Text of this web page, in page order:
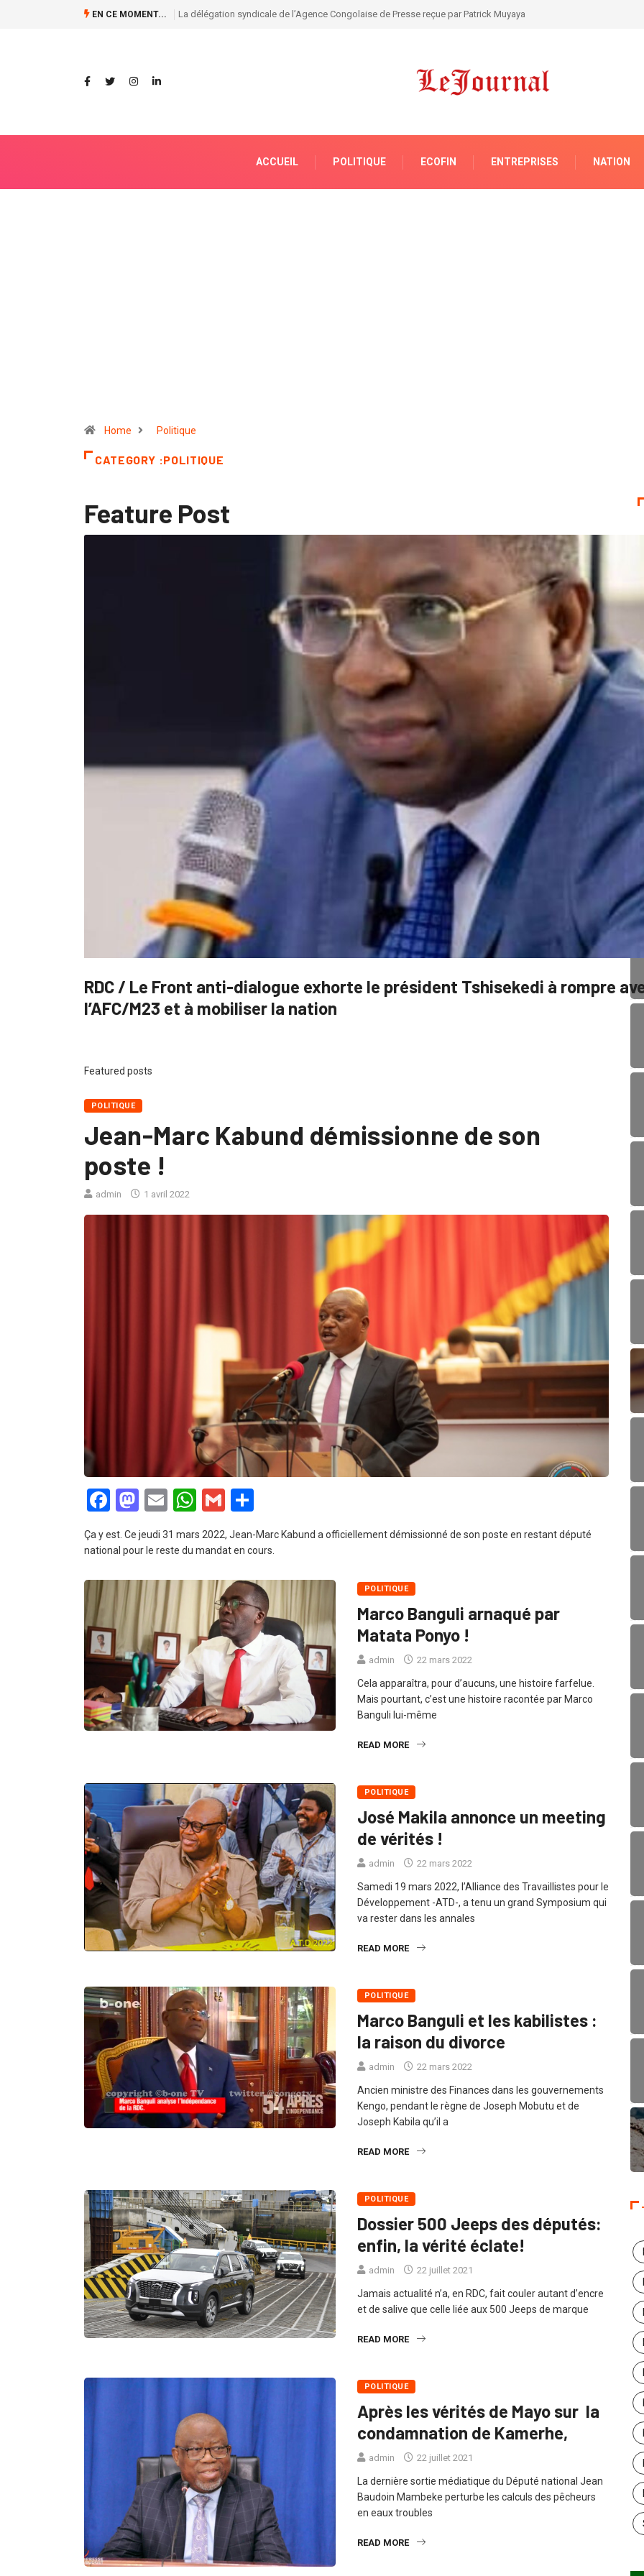
EN CE MOMENT... RDC / Le Front anti-dialogue exhorte le président Tshisekedi à rompre avec l’AFC/M23 et à mobiliser la nation
ACCUEIL POLITIQUE ECOFIN ENTREPRISES NATION
Home Politique
CATEGORY :POLITIQUE
Feature Post
RDC / Le Front anti-dialogue exhorte le président Tshisekedi à rompre
l’AFC/M23 et à mobiliser la nation
Featured posts
POLITIQUE
Jean-Marc Kabund démissionne de son
poste !
admin 1 avril 2022
Facebook
Mastodon
EmailWhatsApp
Gmail
Ça y est. Ce jeudi 31 mars 2022, Jean-Marc Kabund a officiellement démissionné de son poste en restant député
national pour le reste du mandat en cours.
POLITIQUE
Marco Banguli arnaqué par
Matata Ponyo !
admin 22 mars 2022
Cela apparaîtra, pour d’aucuns, une histoire farfelue.
Mais pourtant, c’est une histoire racontée par Marco
Banguli lui-même
READ MORE
POLITIQUE
José Makila annonce un meeting
de vérités !
admin 22 mars 2022
Samedi 19 mars 2022, l’Alliance des Travaillistes pour le
Développement -ATD-, a tenu un grand Symposium qui
va rester dans les annales
READ MORE
POLITIQUE
Marco Banguli et les kabilistes :
la raison du divorce
admin 22 mars 2022
Ancien ministre des Finances dans les gouvernements
Kengo, pendant le règne de Joseph Mobutu et de
Joseph Kabila qu’il a
READ MORE
POLITIQUE
Dossier 500 Jeeps des députés:
enfin, la vérité éclate!
admin 22 juillet 2021
Jamais actualité n’a, en RDC, fait couler autant d’encre
et de salive que celle liée aux 500 Jeeps de marque
READ MORE
POLITIQUE
Après les vérités de Mayo sur la
condamnation de Kamerhe,
admin 22 juillet 2021
La dernière sortie médiatique du Député national Jean
Baudoin Mambeke perturbe les calculs des pêcheurs
en eaux troubles
READ MORE